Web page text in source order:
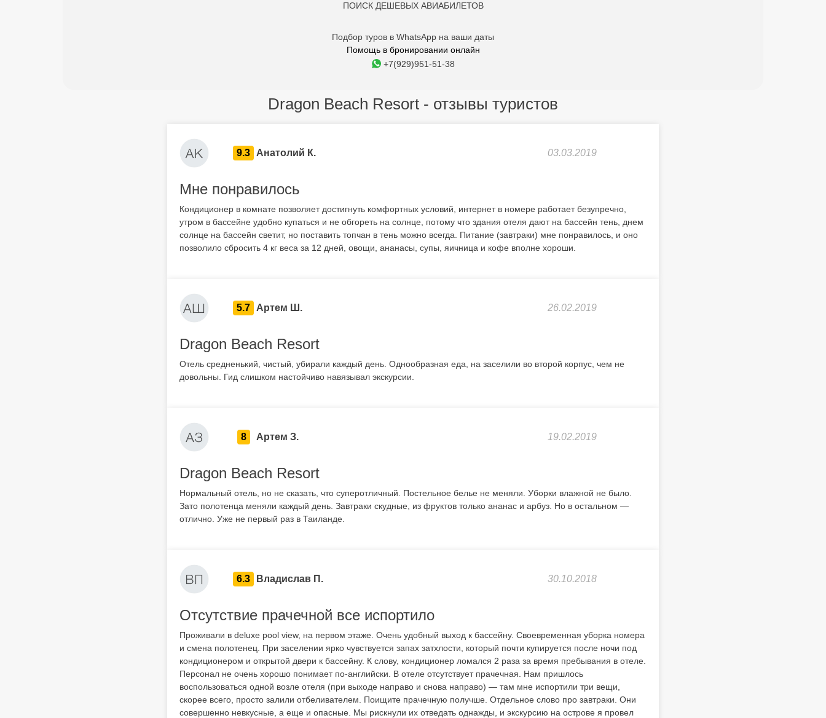
ПОИСК ДЕШЕВЫХ АВИАБИЛЕТОВ
Подбор туров в WhatsApp на ваши даты
Помощь в бронировании онлайн
+7(929)951-51-38
Dragon Beach Resort - отзывы туристов
9.3 Анатолий К. 03.03.2019
Мне понравилось
Кондиционер в комнате позволяет достигнуть комфортных условий, интернет в номере работает безупречно,
утром в бассейне удобно купаться и не обгореть на солнце, потому что здания отеля дают на бассейн тень, днем
солнце на бассейн светит, но поставить топчан в тень можно всегда. Питание (завтраки) мне понравилось, и оно
позволило сбросить 4 кг веса за 12 дней, овощи, ананасы, супы, яичница и кофе вполне хороши.
5.7 Артем Ш. 26.02.2019
Dragon Beach Resort
Отель средненький, чистый, убирали каждый день. Однообразная еда, на заселили во второй корпус, чем не
довольны. Гид слишком настойчиво навязывал экскурсии.
8 Артем З. 19.02.2019
Dragon Beach Resort
Нормальный отель, но не сказать, что суперотличный. Постельное белье не меняли. Уборки влажной не было.
Зато полотенца меняли каждый день. Завтраки скудные, из фруктов только ананас и арбуз. Но в остальном —
отлично. Уже не первый раз в Таиланде.
6.3 Владислав П. 30.10.2018
Отсутствие прачечной все испортило
Проживали в deluxe pool view, на первом этаже. Очень удобный выход к бассейну. Своевременная уборка номера
и смена полотенец. При заселении ярко чувствуется запах затхлости, который почти купируется после ночи под
кондиционером и открытой двери к бассейну. К слову, кондиционер ломался 2 раза за время пребывания в отеле.
Персонал не очень хорошо понимает по-английски. В отеле отсутствует прачечная. Нам пришлось
воспользоваться одной возле отеля (при выходе направо и снова направо) — там мне испортили три вещи,
скорее всего, просто залили отбеливателем. Поищите прачечную получше. Отдельное слово про завтраки. Они
совершенно невкусные, а еще и опасные. Мы рискнули их отведать однажды, и экскурсию на острове я провел